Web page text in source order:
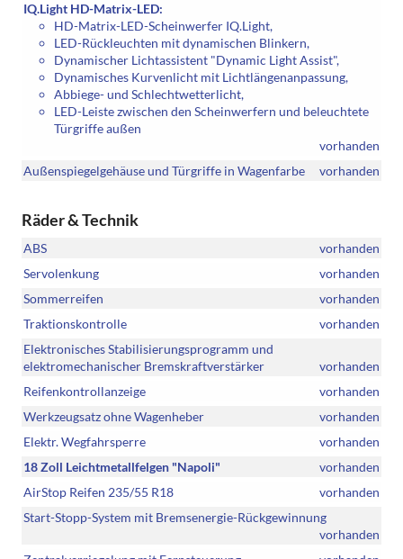
IQ.Light HD-Matrix-LED:
HD-Matrix-LED-Scheinwerfer IQ.Light,
LED-Rückleuchten mit dynamischen Blinkern,
Dynamischer Lichtassistent "Dynamic Light Assist",
Dynamisches Kurvenlicht mit Lichtlängenanpassung,
Abbiege- und Schlechtwetterlicht,
LED-Leiste zwischen den Scheinwerfern und beleuchtete
Türgriffe außen
vorhanden
Außenspiegelgehäuse und Türgriffe in Wagenfarbe
vorhanden
Räder & Technik
ABS
vorhanden
Servolenkung
vorhanden
Sommerreifen
vorhanden
Traktionskontrolle
vorhanden
Elektronisches Stabilisierungsprogramm und
elektromechanischer Bremskraftverstärker
vorhanden
Reifenkontrollanzeige
vorhanden
Werkzeugsatz ohne Wagenheber
vorhanden
Elektr. Wegfahrsperre
vorhanden
18 Zoll Leichtmetallfelgen "Napoli"
vorhanden
AirStop Reifen 235/55 R18
vorhanden
Start-Stopp-System mit Bremsenergie-Rückgewinnung
vorhanden